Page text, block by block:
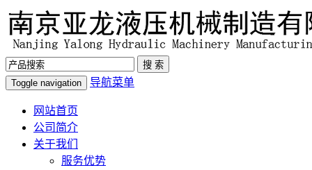
Toggle navigation 导航菜单
网站首页
公司简介
关于我们
服务优势